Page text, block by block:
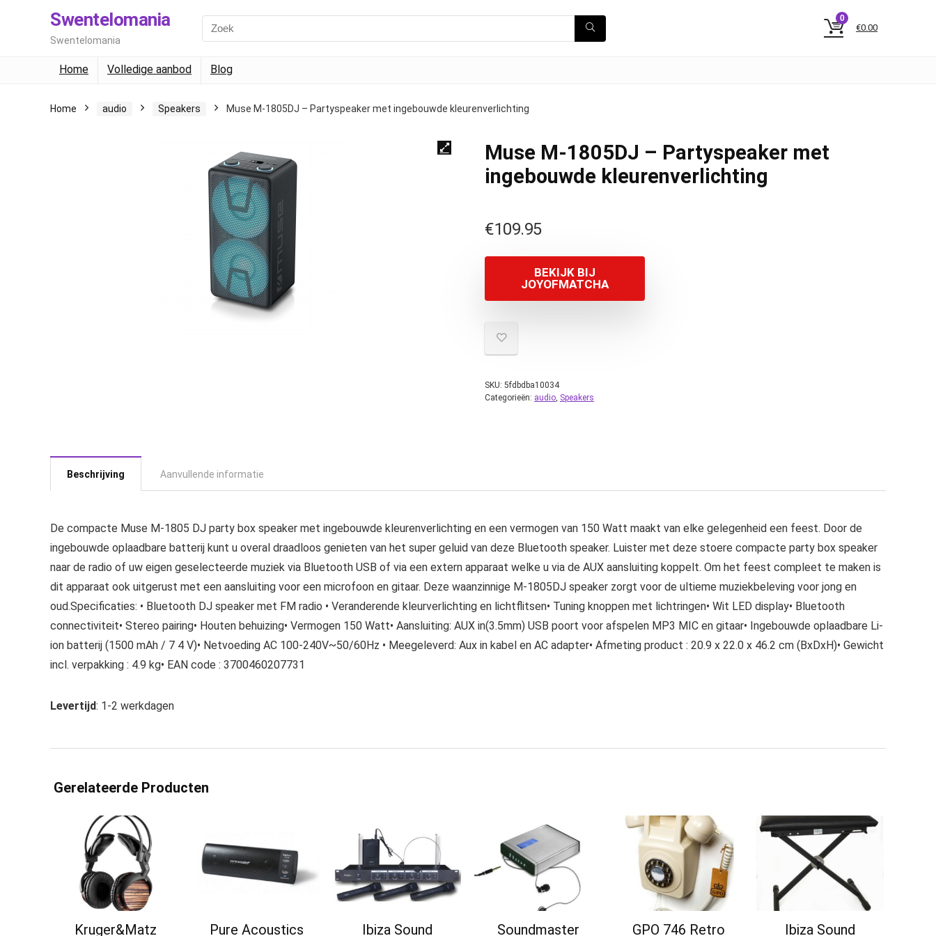
Swentelomania
Swentelomania
0
€0.00
Home Volledige aanbod Blog
Home audio Speakers Muse M-1805DJ – Partyspeaker met ingebouwde kleurenverlichting
Muse M-1805DJ – Partyspeaker met
ingebouwde kleurenverlichting
€109.95
BEKIJK BIJ
JOYOFMATCHA
SKU: 5fdbdba10034
Categorieën: audio, Speakers
Beschrijving Aanvullende informatie
De compacte Muse M-1805 DJ party box speaker met ingebouwde kleurenverlichting en een vermogen van 150 Watt maakt van elke gelegenheid een feest. Door de
ingebouwde oplaadbare batterij kunt u overal draadloos genieten van het super geluid van deze Bluetooth speaker. Luister met deze stoere compacte party box speaker
naar de radio of uw eigen geselecteerde muziek via Bluetooth USB of via een extern apparaat welke u via de AUX aansluiting koppelt. Om het feest compleet te maken is
dit apparaat ook uitgerust met een aansluiting voor een microfoon en gitaar. Deze waanzinnige M-1805DJ speaker zorgt voor de ultieme muziekbeleving voor jong en
oud.Specificaties: • Bluetooth DJ speaker met FM radio • Veranderende kleurverlichting en lichtflitsen• Tuning knoppen met lichtringen• Wit LED display• Bluetooth
connectiviteit• Stereo pairing• Houten behuizing• Vermogen 150 Watt• Aansluiting: AUX in(3.5mm) USB poort voor afspelen MP3 MIC en gitaar• Ingebouwde oplaadbare Li-
ion batterij (1500 mAh / 7 4 V)• Netvoeding AC 100-240V~50/60Hz • Meegeleverd: Aux in kabel en AC adapter• Afmeting product : 20.9 x 22.0 x 46.2 cm (BxDxH)• Gewicht
incl. verpakking : 4.9 kg• EAN code : 3700460207731
Levertijd: 1-2 werkdagen
Gerelateerde Producten
Kruger&Matz Pure Acoustics Ibiza Sound Soundmaster GPO 746 Retro Ibiza Sound